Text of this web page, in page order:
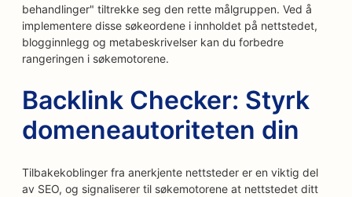
behandlinger" tiltrekke seg den rette målgruppen. Ved å
implementere disse søkeordene i innholdet på nettstedet,
blogginnlegg og metabeskrivelser kan du forbedre
rangeringen i søkemotorene.
Backlink Checker: Styrk
domeneautoriteten din
Tilbakekoblinger fra anerkjente nettsteder er en viktig del
av SEO, og signaliserer til søkemotorene at nettstedet ditt